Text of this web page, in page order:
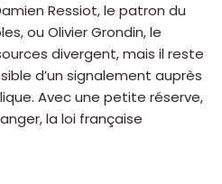
Ressiot, le patron du
ou Olivier Grondin, le
divergent, mais il reste
d’un signalement auprès
Avec une petite réserve,
la loi française